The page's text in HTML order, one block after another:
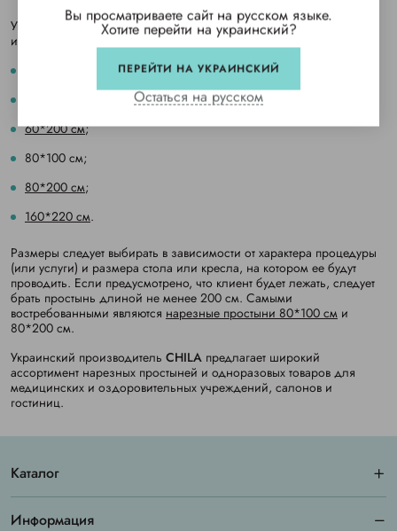
Украинский производитель CHILA предлагает нарезные простыни
из спанбонда различных стандартных размеров, в частности:
60*200 см;
80*100 см;
80*200 см;
160*220 см.
Размеры следует выбирать в зависимости от характера процедуры
(или услуги) и размера стола или кресла, на котором ее будут
проводить. Если предусмотрено, что клиент будет лежать, следует
брать простынь длиной не менее 200 см. Самыми
востребованными являются нарезные простыни 80*100 см и
80*200 см.
Украинский производитель CHILA предлагает широкий
ассортимент нарезных простыней и одноразовых товаров для
медицинских и оздоровительных учреждений, салонов и
гостиниц.
Вы просматриваете сайт на русском языке.
Хотите перейти на украинский?
ПЕРЕЙТИ НА УКРАИНСКИЙ
Остаться на русском
Каталог
Информация